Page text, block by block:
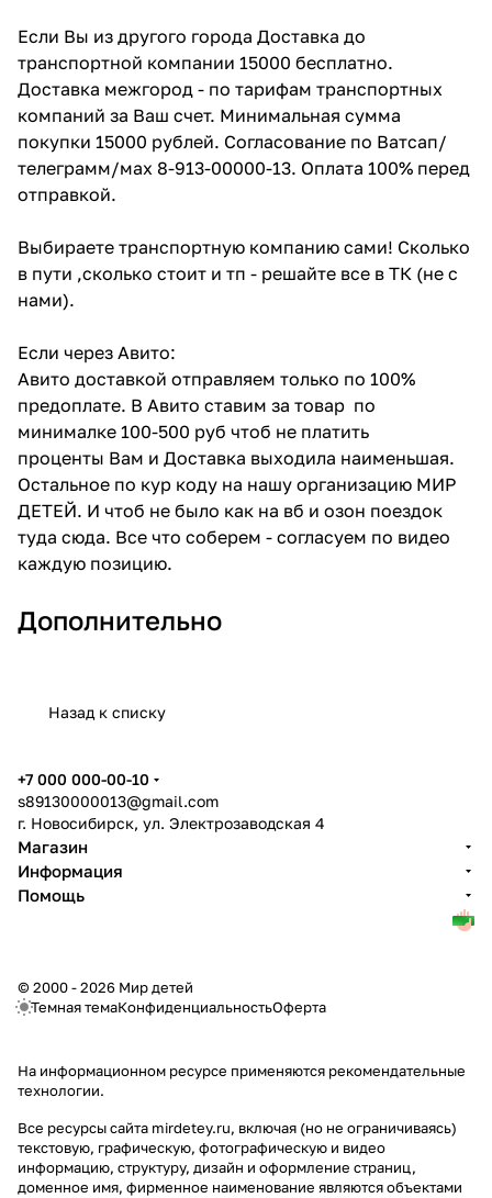
Если Вы из другого города Доставка до
транспортной компании 15000 бесплатно.
Доставка межгород - по тарифам транспортных
компаний за Ваш счет. Минимальная сумма
покупки 15000 рублей. Согласование по Ватсап/
телеграмм/мах 8-913-00000-13. Оплата 100% перед
отправкой.
Выбираете транспортную компанию сами! Сколько
в пути ,сколько стоит и тп - решайте все в ТК (не с
нами).
Если через Авито:
Авито доставкой отправляем только по 100%
предоплате. В Авито ставим за товар по
минималке 100-500 руб чтоб не платить
проценты Вам и Доставка выходила наименьшая.
Остальное по кур коду на нашу организацию МИР
ДЕТЕЙ. И чтоб не было как на вб и озон поездок
туда сюда. Все что соберем - согласуем по видео
каждую позицию.
Дополнительно
Назад к списку
+7 000 000-00-10
s89130000013@gmail.com
г. Новосибирск, ул. Электрозаводская 4
Магазин
Информация
Помощь
© 2000 - 2026 Мир детей
Темная темаКонфиденциальностьОферта
На информационном ресурсе применяются рекомендательные
технологии.
Все ресурсы сайта mirdetey.ru, включая (но не ограничиваясь)
текстовую, графическую, фотографическую и видео
информацию, структуру, дизайн и оформление страниц,
доменное имя, фирменное наименование являются объектами